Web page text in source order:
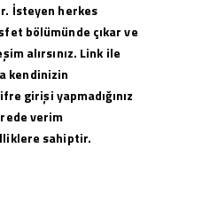
İsteyen herkes
bölümünde çıkar ve
alırsınız. Link ile
kendinizin
girişi yapmadığınız
verim
sahiptir.